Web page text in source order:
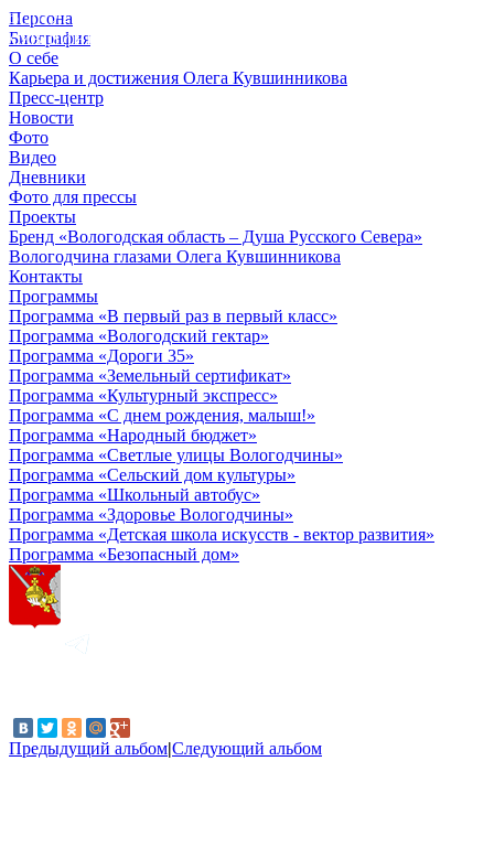
Персона
Биография
О себе
Карьера и достижения Олега Кувшинникова
Пресс-центр
Новости
Фото
Видео
Дневники
Фото для прессы
Проекты
Бренд «Вологодская область – Душа Русского Севера»
Вологодчина глазами Олега Кувшинникова
Контакты
Программы
Программа «В первый раз в первый класс»
Программа «Вологодский гектар»
Программа «Дороги 35»
Программа «Земельный сертификат»
Программа «Культурный экспресс»
Программа «С днем рождения, малыш!»
Программа «Народный бюджет»
Программа «Светлые улицы Вологодчины»
Программа «Сельский дом культуры»
Программа «Школьный автобус»
Программа «Здоровье Вологодчины»
Программа «Детская школа искусств - вектор развития»
Программа «Безопасный дом»
Предыдущий альбом|Следующий альбом
© 2012 - 2023,
КУВШИННИКОВ О.А.